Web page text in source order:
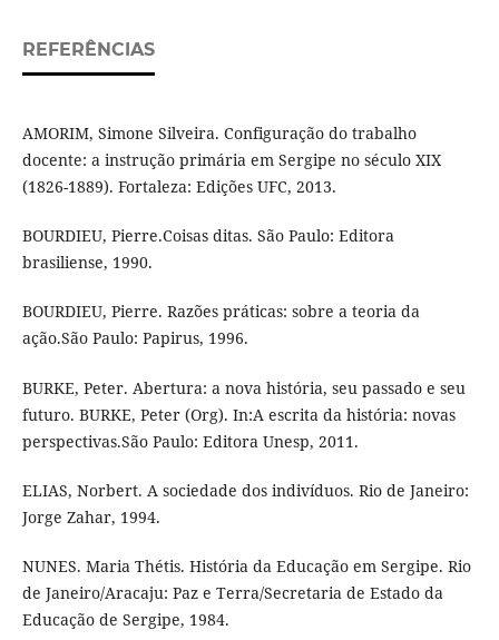
REFERÊNCIAS
AMORIM, Simone Silveira. Configuração do trabalho
docente: a instrução primária em Sergipe no século XIX
(1826-1889). Fortaleza: Edições UFC, 2013.
BOURDIEU, Pierre.Coisas ditas. São Paulo: Editora
brasiliense, 1990.
BOURDIEU, Pierre. Razões práticas: sobre a teoria da
ação.São Paulo: Papirus, 1996.
BURKE, Peter. Abertura: a nova história, seu passado e seu
futuro. BURKE, Peter (Org). In:A escrita da história: novas
perspectivas.São Paulo: Editora Unesp, 2011.
ELIAS, Norbert. A sociedade dos indivíduos. Rio de Janeiro:
Jorge Zahar, 1994.
NUNES. Maria Thétis. História da Educação em Sergipe. Rio
de Janeiro/Aracaju: Paz e Terra/Secretaria de Estado da
Educação de Sergipe, 1984.